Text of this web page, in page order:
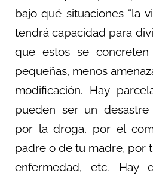
bajo qué situaciones “la
tendrá capacidad para
que estos se
pequeñas, menos
modificación. Hay
pueden ser un
por la droga, por el
padre o de tu madre, por
enfermedad, etc. Hay